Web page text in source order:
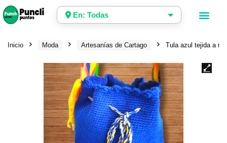
En: Todas
Inicio Moda Artesanías de Cartago Tula azul tejida a